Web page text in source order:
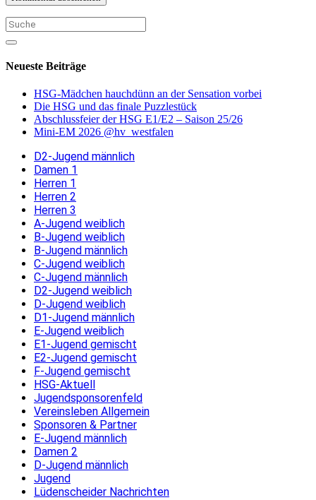
Neueste Beiträge
HSG-Mädchen hauchdünn an der Sensation vorbei
Die HSG und das finale Puzzlestück
Abschlussfeier der HSG E1/E2 – Saison 25/26
Mini-EM 2026 @hv_westfalen
D2-Jugend männlich
Damen 1
Herren 1
Herren 2
Herren 3
A-Jugend weiblich
B-Jugend weiblich
B-Jugend männlich
C-Jugend weiblich
C-Jugend männlich
D2-Jugend weiblich
D-Jugend weiblich
D1-Jugend männlich
E-Jugend weiblich
E1-Jugend gemischt
E2-Jugend gemischt
F-Jugend gemischt
HSG-Aktuell
Jugendsponsorenfeld
Vereinsleben Allgemein
Sponsoren & Partner
E-Jugend männlich
Damen 2
D-Jugend männlich
Jugend
Lüdenscheider Nachrichten